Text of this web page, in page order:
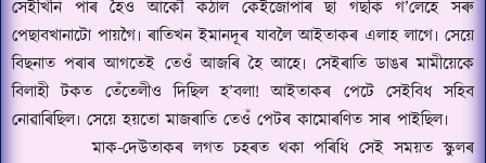
সেইখিনি পাৰ হৈও আকৌ কঁঠাল কেইজোপাৰ ছাঁ গছকি গ’লেহে সৰু
পেছাবখানাটো পায়গৈ৷ ৰাতিখন ইমানদূৰ যাবলৈ আইতাকৰ এলাহ লাগে৷ সেয়ে
বিছনাত পৰাৰ আগতেই তেওঁ আজৰি হৈ আহে৷ সেইৰাতি ডাঙৰ মামীয়েকে
বিলাহী টকত তেঁতেলীও দিছিল হ’বলা! আইতাকৰ পেটে সেইবিধ সহিব
নোৱাৰিছিল৷ সেয়ে হয়তো মাজৰাতি তেওঁ পেটৰ কামোৰণিত সাৰ পাইছিল৷
মাক-দেউতাকৰ লগত চহৰত থকা পৰিধি সেই সময়ত স্কুলৰ